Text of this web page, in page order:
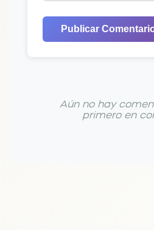
Publicar
Aún no hay
primero en